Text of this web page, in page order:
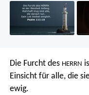
Die Furcht des HERRN
Einsicht für alle, die
ewig.